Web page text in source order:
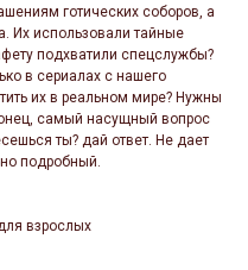
готических соборов, а
Их использовали тайные
подхватили спецслужбы?
в сериалах с нашего
их в реальном мире? Нужны
самый насущный вопрос
ты? дай ответ. Не дает
подробный.
взрослых